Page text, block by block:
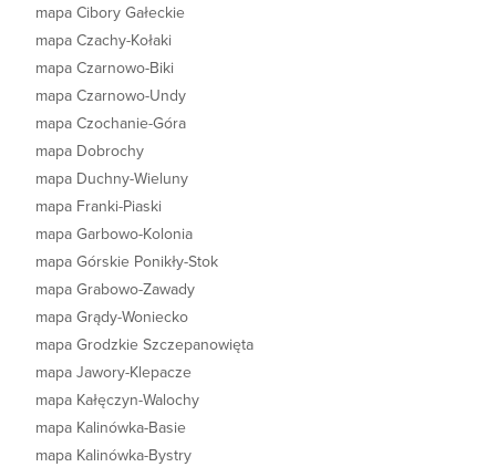
mapa Cibory Gałeckie
mapa Czachy-Kołaki
mapa Czarnowo-Biki
mapa Czarnowo-Undy
mapa Czochanie-Góra
mapa Dobrochy
mapa Duchny-Wieluny
mapa Franki-Piaski
mapa Garbowo-Kolonia
mapa Górskie Ponikły-Stok
mapa Grabowo-Zawady
mapa Grądy-Woniecko
mapa Grodzkie Szczepanowięta
mapa Jawory-Klepacze
mapa Kałęczyn-Walochy
mapa Kalinówka-Basie
mapa Kalinówka-Bystry